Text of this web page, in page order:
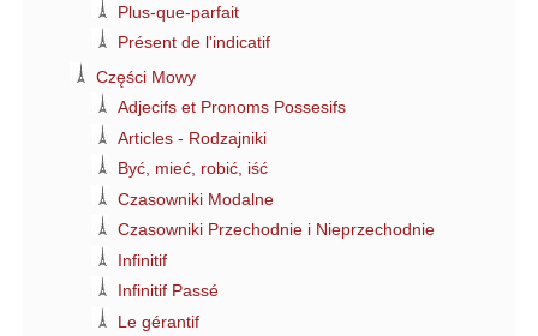
Plus-que-parfait
Présent de l'indicatif
Części Mowy
Adjecifs et Pronoms Possesifs
Articles - Rodzajniki
Być, mieć, robić, iść
Czasowniki Modalne
Czasowniki Przechodnie i Nieprzechodnie
Infinitif
Infinitif Passé
Le gérantif